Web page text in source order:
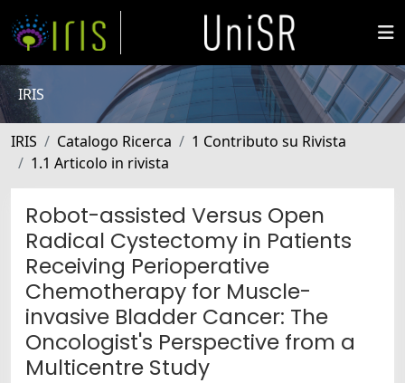
IRIS
IRIS Catalogo Ricerca
1 Contributo su Rivista
1.1 Articolo in rivista
Robot-assisted Versus Open
Radical Cystectomy in Patients
Receiving Perioperative
Chemotherapy for Muscle-
invasive Bladder Cancer: The
Oncologist's Perspective from a
Multicentre Study